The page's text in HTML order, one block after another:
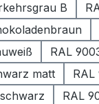
B
RAL
matt
RAL
RAL